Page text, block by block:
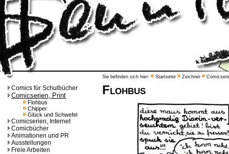
Comics für Schulbücher
Comicserien, Print
Flohbus
Chipper
Glück und Schwefel
Comicserien, Internet
Comicbücher
Animationen und PR
Ausstellungen
Freie Arbeiten
Sie befinden sich hier: Startseite Zeichner
Flohbus